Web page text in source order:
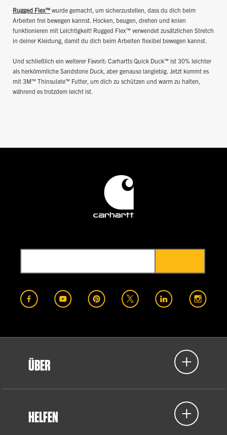
Rugged Flex™ wurde gemacht, um sicherzustellen, dass du dich beim
Arbeiten frei bewegen kannst. Hocken, beugen, drehen und knien
funktionieren mit Leichtigkeit! Rugged Flex™ verwendet zusätzlichen Stretch
in deiner Kleidung, damit du dich beim Arbeiten flexibel bewegen kannst.
Und schließlich ein weiterer Favorit: Carhartts Quick Duck™ ist 30% leichter
als herkömmliche Sandstone Duck, aber genauso langlebig. Jetzt kommt es
mit 3M™ Thinsulate™ Futter, um dich zu schützen und warm zu halten,
während es trotzdem leicht ist.
ÜBER
HELFEN